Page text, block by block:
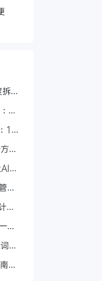
拆
精
16
案
回
理
规
键
指
：